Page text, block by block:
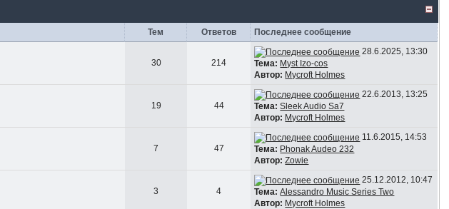
Тем Ответов Последнее сообщение
30 214
28.6.2025, 13:30
Тема: Myst Izo-cos
Автор: Mycroft Holmes
19 44
22.6.2013, 13:25
Тема: Sleek Audio Sa7
Автор: Mycroft Holmes
7 47
11.6.2015, 14:53
Тема: Phonak Audeo 232
Автор: Zowie
3 4
25.12.2012, 10:47
Тема: Alessandro Music Series Two
Автор: Mycroft Holmes